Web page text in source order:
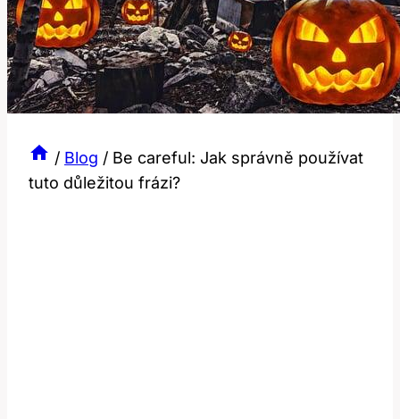
/ Blog / Be careful: Jak správně používat
tuto důležitou frázi?